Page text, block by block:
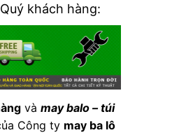
khách hàng:
và may balo – túi
Công ty may ba lô